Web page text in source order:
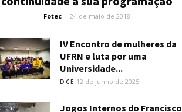
Fotec - 24 de maio de 2018
IV Encontro de mulheres da
UFRN e luta por uma
Universidade...
DCE 12 de junho de 2025
Jogos Internos do Francisco